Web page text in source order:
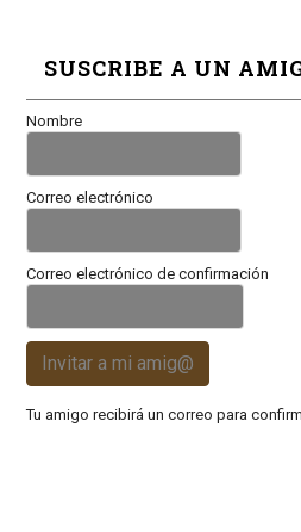
SUSCRIBE A UN
Nombre
Correo electrónico
Correo electrónico de confirmación
Invitar a mi amig@
Tu amigo recibirá un correo para